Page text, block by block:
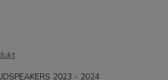
2023 - 2024​